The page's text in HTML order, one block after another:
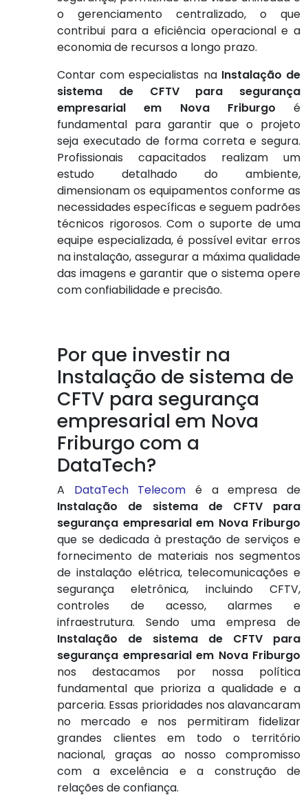
o gerenciamento centralizado, o que
contribui para a eficiência operacional e a
economia de recursos a longo prazo.
Contar com especialistas na Instalação de
sistema de CFTV para segurança
empresarial em Nova Friburgo é
fundamental para garantir que o projeto
seja executado de forma correta e segura.
Profissionais capacitados realizam um
estudo detalhado do ambiente,
dimensionam os equipamentos conforme as
necessidades específicas e seguem padrões
técnicos rigorosos. Com o suporte de uma
equipe especializada, é possível evitar erros
na instalação, assegurar a máxima qualidade
das imagens e garantir que o sistema opere
com confiabilidade e precisão.
Por que investir na
Instalação de sistema de
CFTV para segurança
empresarial em Nova
Friburgo com a
DataTech?
A DataTech Telecom é a empresa de
Instalação de sistema de CFTV para
segurança empresarial em Nova Friburgo
que se dedicada à prestação de serviços e
fornecimento de materiais nos segmentos
de instalação elétrica, telecomunicações e
segurança eletrônica, incluindo CFTV,
controles de acesso, alarmes e
infraestrutura. Sendo uma empresa de
Instalação de sistema de CFTV para
segurança empresarial em Nova Friburgo
nos destacamos por nossa política
fundamental que prioriza a qualidade e a
parceria. Essas prioridades nos alavancaram
no mercado e nos permitiram fidelizar
grandes clientes em todo o território
nacional, graças ao nosso compromisso
com a excelência e a construção de
relações de confiança.